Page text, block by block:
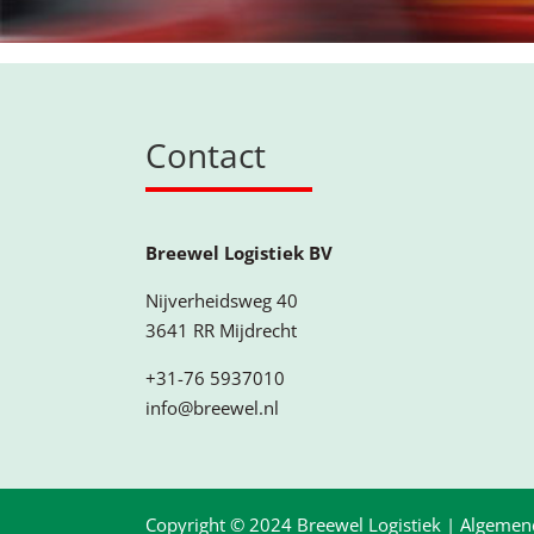
Contact
Breewel Logistiek BV
Nijverheidsweg 40
3641 RR Mijdrecht
+31-76 5937010
info@breewel.nl
Copyright © 2024 Breewel Logistiek |